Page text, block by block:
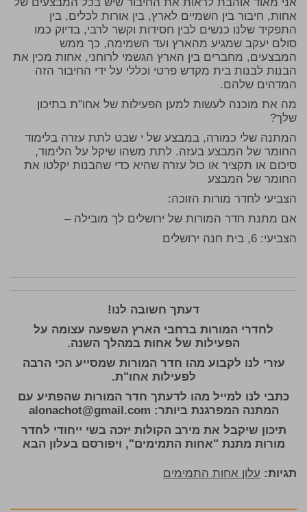
אני מאוד אוהבת לראות את החיבור שיש בכל המבצעים של
אחות, חיבור בין השמיים לארץ, בין אורות לכלים, בין
התפקיד שלנו כנשים לבין חסידות וקשר לרבי, בדיוק כמו
סולם יעקב שמגיע מהארץ ועד השמימה, כך ממש
המבצעים, מחברים בין הארץ הגשמי לרוחני, אחות מכין את
הבנות לבנות בית מקדש פרטי וכללי על ידי החיבור הזה
המדהים שלהם.
מה את מוכנה לעשות למען הפעילות של אחו"ת בתיכון
שלך?
המתנה שלי כמורה, במבצע של י שבט לתת עזרה בלימוד
החומר של המבצע בעזה. לתת משהו שיקל על הלימוד,
סיכום או תקציר או כול עזרה שהיא כדי שהבנות יקלטו את
החומר של המבצע
הצביעי לחדר מורות הזוכה:
אם מתנת חדר המורות של ירושלים לך מובילה –
הצביעי: 6, בית חנה ירושלים
דעתך חשובה לנו!
לחדרי המורות ברחבי הארץ השפעה עצומה על
הפעילות של אחות במהלך השנה.
עזרי לנו לקבוע מהו חדר המורות שמסייע הכי הרבה
לפעילות אחו"ת.
כתבי לנו למייל מהו לדעתך חדר המורות שהפתיע עם
המתנה המפרגנת ביותר: alonachot@gmail.com
תיכון שיקבל את מירב הקולות יזכה בשי ייחודי לחדר
מורות מתנת "אחות התמימים", ויפורסם בעלון הבא
תגיות: עלון אחות התמימים